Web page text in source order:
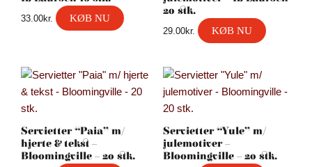
33.00kr. KØB NU
20 stk.
29.00kr. KØB NU
Servietter “Paia” m/
hjerte & tekst –
Bloomingville – 20 stk.
Servietter “Yule” m/
julemotiver –
Bloomingville – 20 stk.